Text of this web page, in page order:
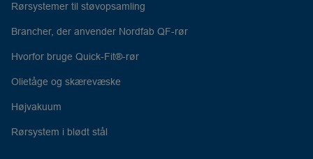
Rørsystemer til støvopsamling
Brancher, der anvender Nordfab QF-rør
Hvorfor bruge Quick-Fit®-rør
Olietåge og skærevæske
Højvakuum
Rørsystem i blødt stål